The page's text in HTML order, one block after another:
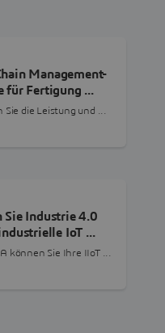
Management-
für Fertigung ...
Sie die Leistung und ...
Sie Industrie 4.0
IoT ...
können Sie Ihre IIoT ...